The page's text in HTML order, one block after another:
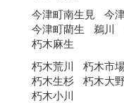
今津町南生見
今
今津町藺生
鵜川
朽木麻生
朽木荒川
朽木市
朽木生杉
朽木大
朽木小川